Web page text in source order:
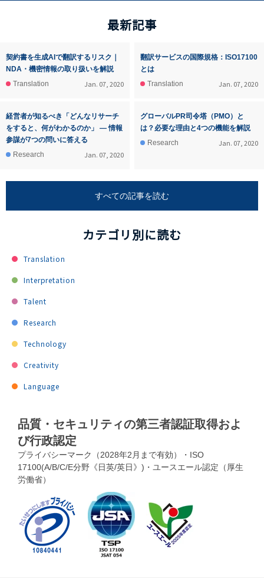
最新記事
契約書を生成AIで翻訳するリスク｜
NDA・機密情報の取り扱いを解説
Translation
Jan. 07, 2020
翻訳サービスの国際規格：ISO17100
とは
Translation
Jan. 07, 2020
経営者が知るべき「どんなリサーチ
をすると、何がわかるのか」 ― 情報
参謀が7つの問いに答える
Research
Jan. 07, 2020
グローバルPR司令塔（PMO）と
は？必要な理由と4つの機能を解説
Research
Jan. 07, 2020
すべての記事を読む
カテゴリ別に読む
Translation
Interpretation
Talent
Research
Technology
Creativity
Language
品質・セキュリティの第三者認証取得およ
び行政認定
プライバシーマーク（2028年2月まで有効）・ISO
17100(A/B/C/E分野《日英/英日》)・ユースエール認定（厚生
労働省）